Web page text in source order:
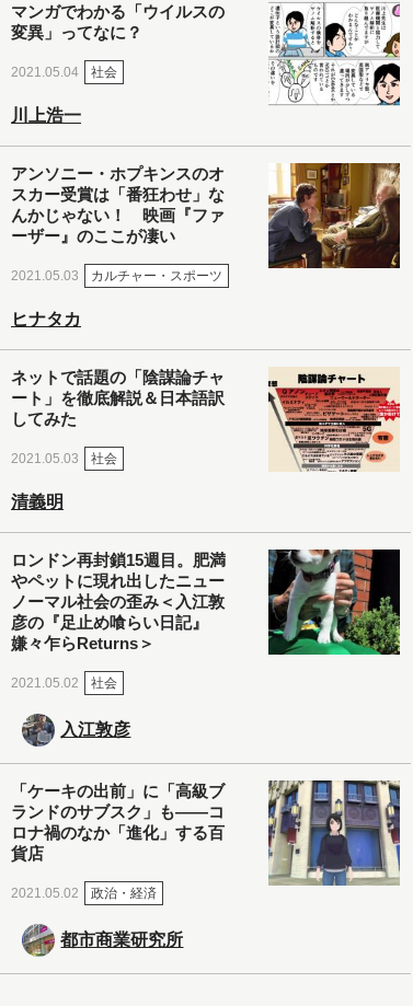
マンガでわかる「ウイルスの
変異」ってなに？
2021.05.04 社会
川上浩一
アンソニー・ホプキンスのオ
スカー受賞は「番狂わせ」な
んかじゃない！ 映画『ファ
ーザー』のここが凄い
2021.05.03 カルチャー・スポーツ
ヒナタカ
ネットで話題の「陰謀論チャ
ート」を徹底解説＆日本語訳
してみた
2021.05.03 社会
清義明
ロンドン再封鎖15週目。肥満
やペットに現れ出したニュー
ノーマル社会の歪み＜入江敦
彦の『足止め喰らい日記』
嫌々乍らReturns＞
2021.05.02 社会
入江敦彦
「ケーキの出前」に「高級ブ
ランドのサブスク」も――コ
ロナ禍のなか「進化」する百
貨店
2021.05.02 政治・経済
都市商業研究所